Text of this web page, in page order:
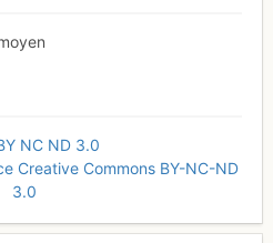
NC ND 3.0
Creative Commons BY-NC-ND
3.0